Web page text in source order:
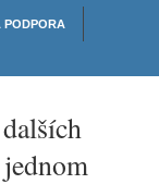
PODPORA